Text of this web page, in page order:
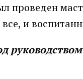
проведен
все, и